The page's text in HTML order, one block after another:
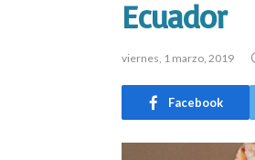
Ecuador
viernes, 1 marzo, 2019
Facebook